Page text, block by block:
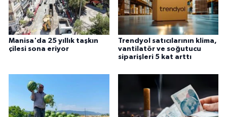
Manisa'da 25 yıllık taşkın
çilesi sona eriyor
Trendyol satıcılarının klima,
vantilatör ve soğutucu
siparişleri 5 kat arttı